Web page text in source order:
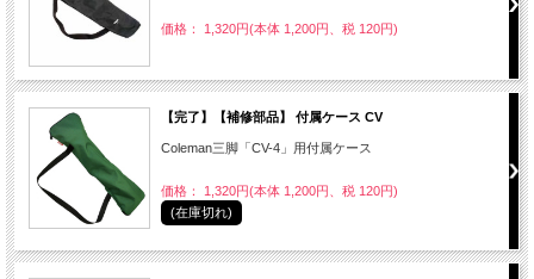
価格： 1,320円(本体 1,200円、税 120円)
【完了】【補修部品】 付属ケース CV
Coleman三脚「CV-4」用付属ケース
価格： 1,320円(本体 1,200円、税 120円)
(在庫切れ)